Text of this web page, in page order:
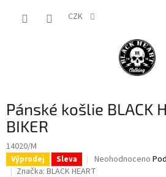
CZK
Pánské košlie BLACK
BIKER
14020/M
Výprodej Sleva
Průměrné
hodnocení
Neohodnoceno
Značka: BLACK HEART